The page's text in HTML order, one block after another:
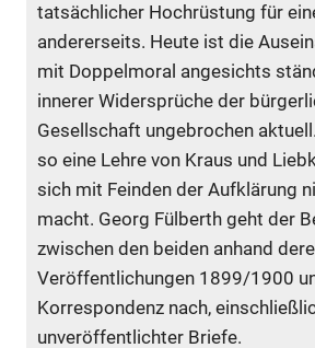
tatsächlicher Hochrüstung für
andererseits. Heute ist die
mit Doppelmoral angesichts
innerer Widersprüche der
Gesellschaft ungebrochen
so eine Lehre von Kraus und
sich mit Feinden der Aufklärung
macht. Georg Fülberth geht der
zwischen den beiden anhand
Veröffentlichungen 1899/1900
Korrespondenz nach,
unveröffentlichter Briefe.